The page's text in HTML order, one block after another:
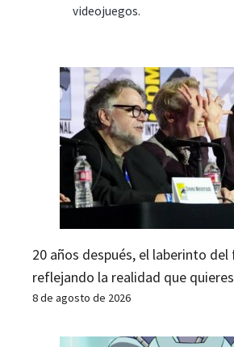
videojuegos.
20 años después, el laberinto
reflejando la realidad que
8 de agosto de 2026